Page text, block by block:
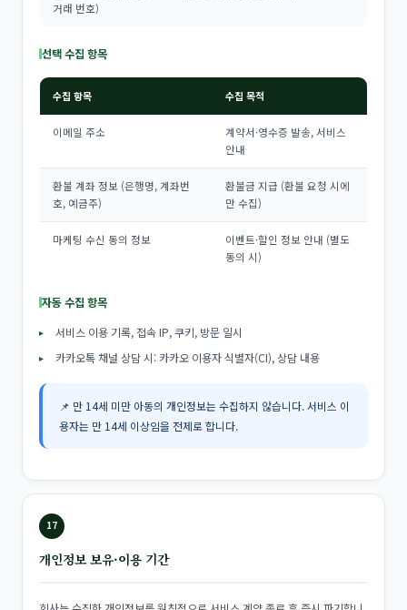
거래 번호)
선택 수집 항목
수집 항목 수집 목적
이메일 주소
계약서·영수증 발송, 서비스
안내
환불 계좌 정보 (은행명, 계좌번
호, 예금주)
환불금 지급 (환불 요청 시에
만 수집)
마케팅 수신 동의 정보
이벤트·할인 정보 안내 (별도
동의 시)
자동 수집 항목
서비스 이용 기록, 접속 IP, 쿠키, 방문 일시
카카오톡 채널 상담 시: 카카오 이용자 식별자(CI), 상담 내용
📌 만 14세 미만 아동의 개인정보는 수집하지 않습니다. 서비스 이
용자는 만 14세 이상임을 전제로 합니다.
17
개인정보 보유·이용 기간